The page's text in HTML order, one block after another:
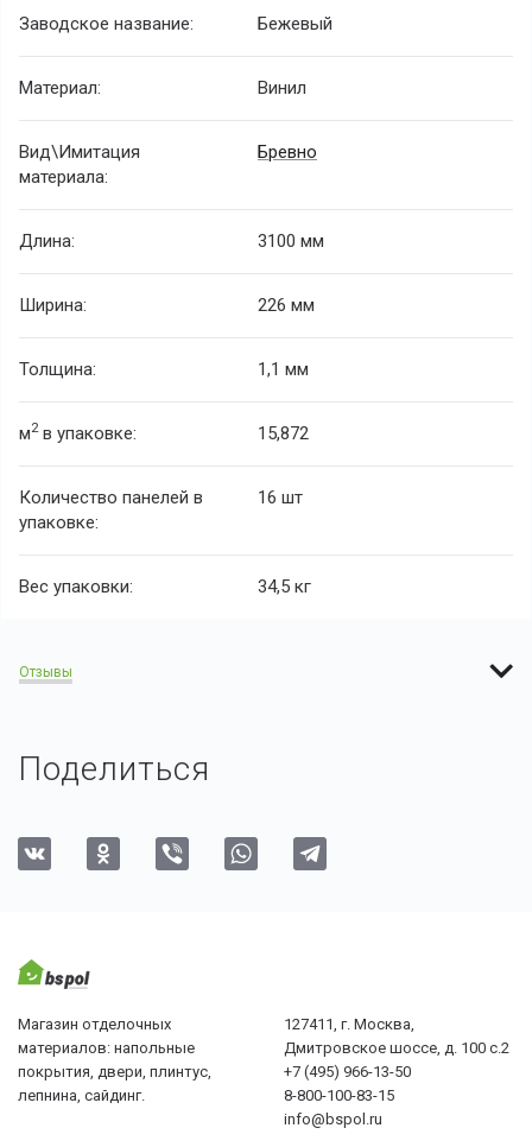
Заводское название: Бежевый
Материал: Винил
Вид\Имитация
материала:
Бревно
Длина: 3100 мм
Ширина: 226 мм
Толщина: 1,1 мм
м2в упаковке: 15,872
Количество панелей в
упаковке:
16 шт
Вес упаковки: 34,5 кг
Отзывы
Поделиться
Магазин отделочных
материалов: напольные
покрытия, двери, плинтус,
лепнина, сайдинг.
127411, г. Москва,
Дмитровское шоссе, д. 100 с.2
+7 (495) 966-13-50
8-800-100-83-15
info@bspol.ru